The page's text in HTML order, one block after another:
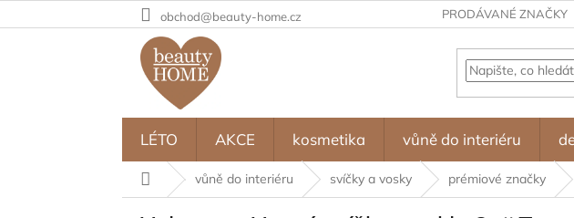
na
obchod@beauty-home.cz PRODÁVANÉ ZNAČKY
LÉTO AKCE kosmetika vůně do interiéru
Domů vůně do interiéru svíčky a vosky prémiové značky